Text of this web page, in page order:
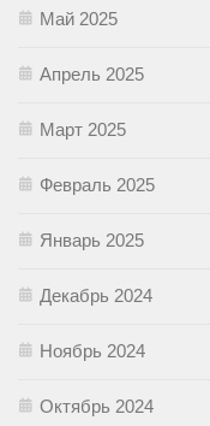
Май 2025
Апрель 2025
Март 2025
Февраль 2025
Январь 2025
Декабрь 2024
Ноябрь 2024
Октябрь 2024